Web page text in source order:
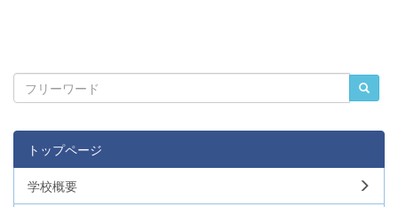
トップページ
学校概要